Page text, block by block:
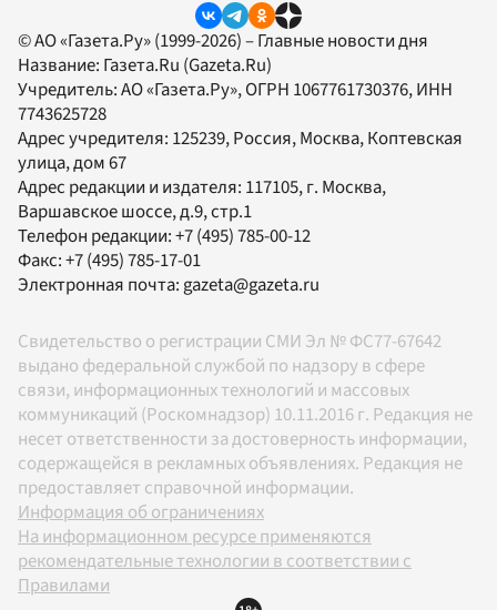
© АО «Газета.Ру» (1999-2026) – Главные новости дня
Название: Газета.Ru (Gazeta.Ru)
Учредитель:АО «Газета.Ру», ОГРН 1067761730376, ИНН
7743625728
Адрес учредителя: 125239, Россия, Москва, Коптевская
улица, дом 67
Адрес редакции и издателя: 117105, г. Москва,
Варшавское шоссе, д.9, стр.1
Телефон редакции:+7 (495) 785-00-12
Факс:+7 (495) 785-17-01
Электронная почта: gazeta@gazeta.ru
Свидетельство о регистрации СМИ Эл № ФС77-67642
выдано федеральной службой по надзору в сфере
связи, информационных технологий и массовых
коммуникаций (Роскомнадзор) 10.11.2016 г. Редакция не
несет ответственности за достоверность информации,
содержащейся в рекламных объявлениях. Редакция не
предоставляет справочной информации.
Информация об ограничениях
На информационном ресурсе применяются
рекомендательные технологии в соответствии с
Правилами